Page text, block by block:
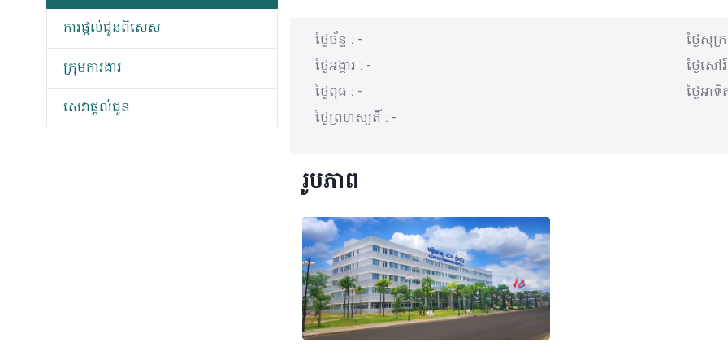
ការផ្តល់ជូនពិសេស
ក្រុមការងារ
សេវាផ្តល់ជូន
ថ្ងៃច័ន្ទ : -
ថ្ងៃអង្គារ : -
ថ្ងៃពុធ : -
ថ្ងៃព្រហស្បតិ៍ : -
ថ្ងៃសុក្
ថ្ងៃសៅ
ថ្ងៃអាទិ
រូបភាព